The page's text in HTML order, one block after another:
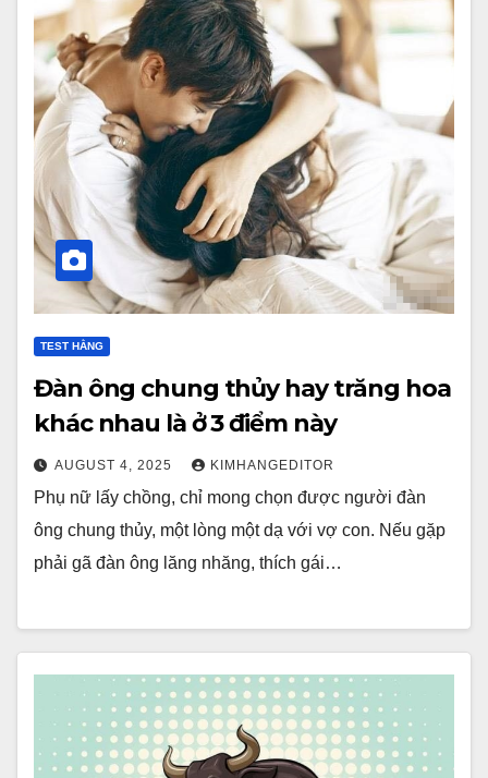
TEST HẰNG
Đàn ông chung thủy hay trăng hoa
khác nhau là ở 3 điểm này
AUGUST 4, 2025 KIMHANGEDITOR
Phụ nữ lấy chồng, chỉ mong chọn được người đàn
ông chung thủy, một lòng một dạ với vợ con. Nếu gặp
phải gã đàn ông lăng nhăng, thích gái…